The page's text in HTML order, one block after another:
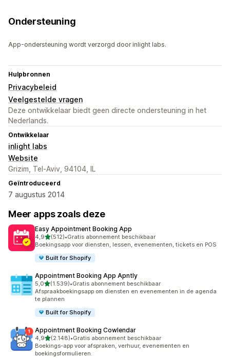
Ondersteuning
App-ondersteuning wordt verzorgd door inlight labs.
Hulpbronnen
Privacybeleid
Veelgestelde vragen
Deze ontwikkelaar biedt geen directe ondersteuning in het
Nederlands.
Ontwikkelaar
inlight labs
Website
Grizim, Tel-Aviv, 94104, IL
Geïntroduceerd
7 augustus 2014
Meer apps zoals deze
Easy Appointment Booking App
4,9van 5 sterren
(512)
512 recensies in totaal
•Gratis abonnement beschikbaar
Boekingsapp voor diensten, lessen, evenementen, tickets en POS
Built for Shopify
Appointment Booking App Apntly
5,0van 5 sterren
(1.539)
1539 recensies in totaal
•Gratis abonnement beschikbaar
Afspraakboekingsapp om diensten en evenementen in de agenda
te plannen
Built for Shopify
Appointment Booking Cowlendar
4,9van 5 sterren
(2.148)
2148 recensies in totaal
•Gratis abonnement beschikbaar
Boekings-app voor afspraken, verhuur, evenementen en
boekingsformulieren.